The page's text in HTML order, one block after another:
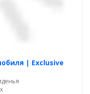
| Exclusive